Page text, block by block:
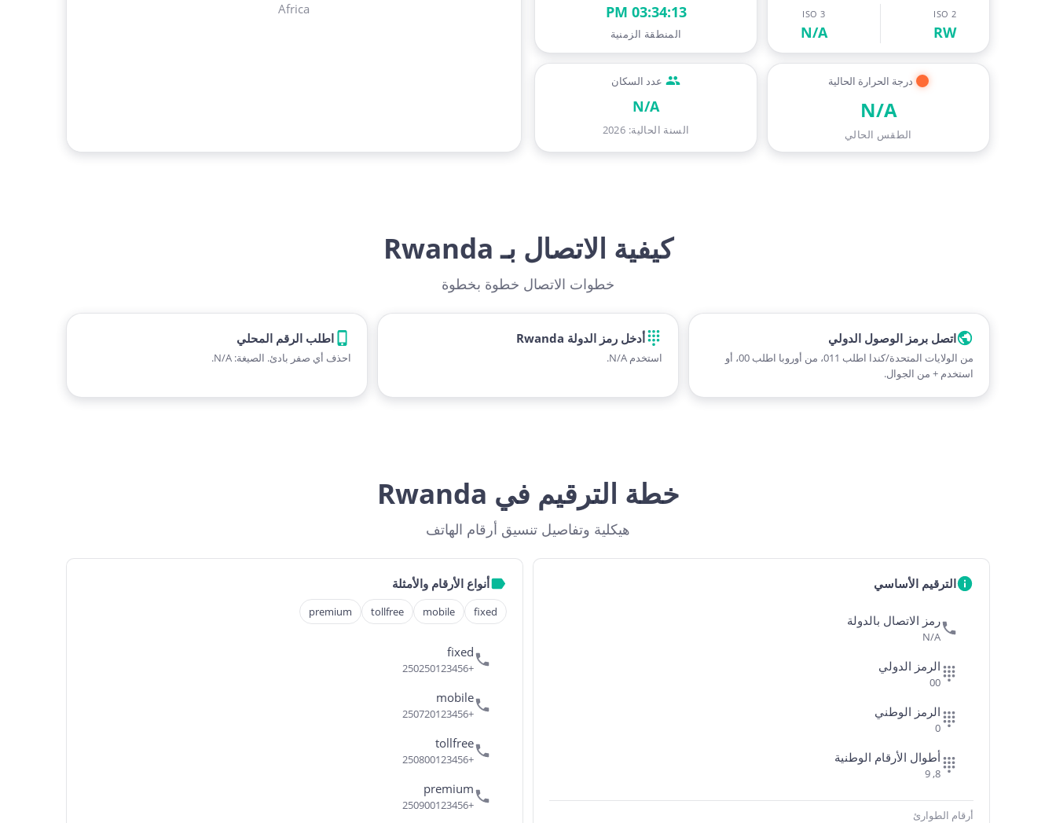
ISO 2
RW
ISO 3
N/A
03:34:14 PM
المنطقة الزمنية
درجة الحرارة الحالية
N/A
الطقس الحالي
عدد السكان
N/A
السنة الحالية:
2026
Africa
كيفية الاتصال بـ Rwanda
خطوات الاتصال خطوة بخطوة
اتصل برمز الوصول الدولي
من الولايات المتحدة/كندا اطلب 011، من أوروبا اطلب 00، أو
استخدم + من الجوال.
أدخل رمز الدولة Rwanda
استخدم N/A.
اطلب الرقم المحلي
احذف أي صفر بادئ. الصيغة: N/A.
خطة الترقيم في Rwanda
هيكلية وتفاصيل تنسيق أرقام الهاتف
الترقيم الأساسي
رمز الاتصال بالدولة
N/A
الرمز الدولي
00
الرمز الوطني
0
أطوال الأرقام الوطنية
8, 9
أرقام الطوارئ
أنواع الأرقام والأمثلة
fixed
mobile
tollfree
premium
fixed
+250250123456
mobile
+250720123456
tollfree
+250800123456
premium
+250900123456